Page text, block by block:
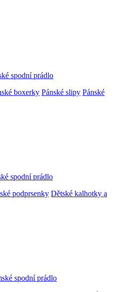
spodní prádlo
boxerky Pánské slipy Pánské
spodní prádlo
podprsenky Dětské kalhotky a
spodní prádlo